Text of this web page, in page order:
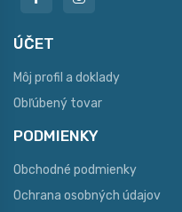
ÚČET
Môj profil a doklady
Obľúbený tovar
PODMIENKY
Obchodné podmienky
Ochrana osobných údajov